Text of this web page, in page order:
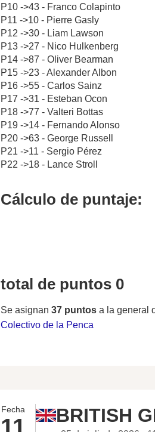
P10 ->43 - Franco Colapinto
P11 ->10 - Pierre Gasly
P12 ->30 - Liam Lawson
P13 ->27 - Nico Hulkenberg
P14 ->87 - Oliver Bearman
P15 ->23 - Alexander Albon
P16 ->55 - Carlos Sainz
P17 ->31 - Esteban Ocon
P18 ->77 - Valteri Bottas
P19 ->14 - Fernando Alonso
P20 ->63 - George Russell
P21 ->11 - Sergio Pérez
P22 ->18 - Lance Stroll
Cálculo de puntaje:
total de puntos 0
Se asignan 37 puntos a la general
Colectivo de la Penca
Fecha BRITISH